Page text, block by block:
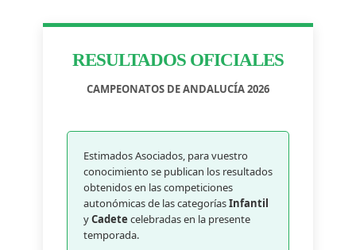
RESULTADOS OFICIALES
CAMPEONATOS DE ANDALUCÍA 2026
Estimados Asociados, para vuestro
conocimiento se publican los resultados
obtenidos en las competiciones
autonómicas de las categoríasInfantil
yCadete celebradas en la presente
temporada.